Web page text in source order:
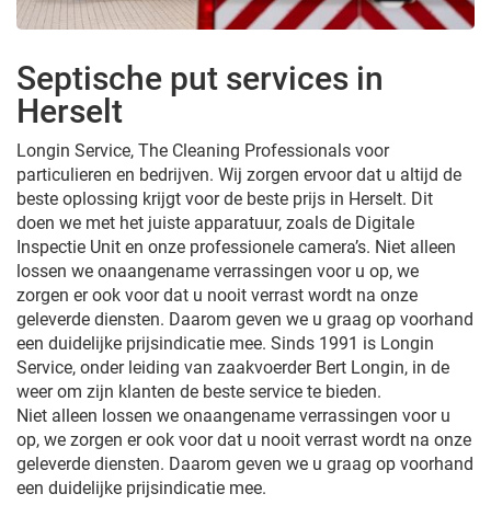
Septische put services in
Herselt
Longin Service, The Cleaning Professionals voor
particulieren en bedrijven. Wij zorgen ervoor dat u altijd de
beste oplossing krijgt voor de beste prijs in Herselt. Dit
doen we met het juiste apparatuur, zoals de Digitale
Inspectie Unit en onze professionele camera’s. Niet alleen
lossen we onaangename verrassingen voor u op, we
zorgen er ook voor dat u nooit verrast wordt na onze
geleverde diensten. Daarom geven we u graag op voorhand
een duidelijke prijsindicatie mee. Sinds 1991 is Longin
Service, onder leiding van zaakvoerder Bert Longin, in de
weer om zijn klanten de beste service te bieden.
Niet alleen lossen we onaangename verrassingen voor u
op, we zorgen er ook voor dat u nooit verrast wordt na onze
geleverde diensten. Daarom geven we u graag op voorhand
een duidelijke prijsindicatie mee.